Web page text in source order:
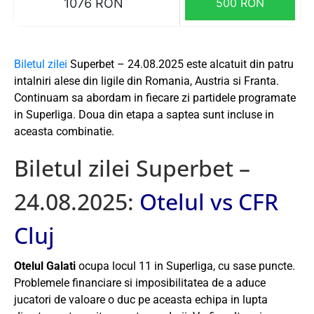
1076 RON
Biletul zilei Superbet – 24.08.2025 este alcatuit din patru
intalniri alese din ligile din Romania, Austria si Franta.
Continuam sa abordam in fiecare zi partidele programate
in Superliga. Doua din etapa a saptea sunt incluse in
aceasta combinatie.
Biletul zilei Superbet –
24.08.2025: Otelul vs CFR
Cluj
Otelul Galati ocupa locul 11 in Superliga, cu sase puncte.
Problemele financiare si imposibilitatea de a aduce
jucatori de valoare o duc pe aceasta echipa in lupta